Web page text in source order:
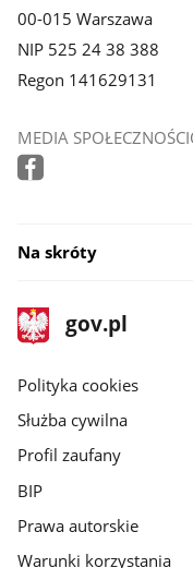
00-015 Warszawa
NIP 525 24 38 388
Regon 141629131
MEDIA
Na skróty
stopka
gov.pl
Strona
gov.pl
gov.pl
Polityka cookies
Służba cywilna
Profil zaufany
BIP
Prawa autorskie
Warunki korzystania